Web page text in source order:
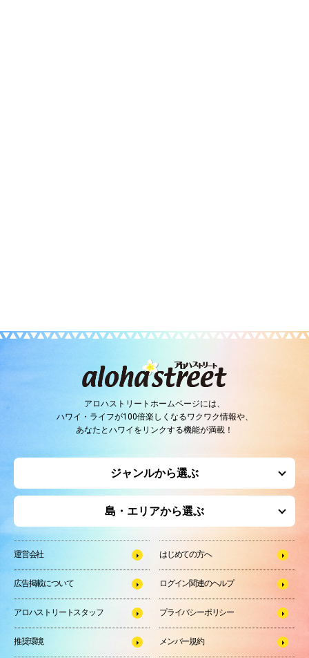
アロハストリートホームページには、
ハワイ・ライフが100倍楽しくなるワクワク情報や、
あなたとハワイをリンクする機能が満載！
ジャンルから選ぶ
島・エリアから選ぶ
運営会社 はじめての方へ
広告掲載について ログイン関連のヘルプ
アロハストリートスタッフ プライバシーポリシー
推奨環境 メンバー規約